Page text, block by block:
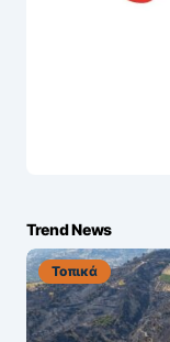
Trend News
Τοπικά